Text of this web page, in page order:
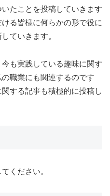
たことを投稿していきます
る皆様に何らかの形で役に
ていきます。
も実践している趣味に関す
職業にも関連するのです
する記事も積極的に投稿し
ください。